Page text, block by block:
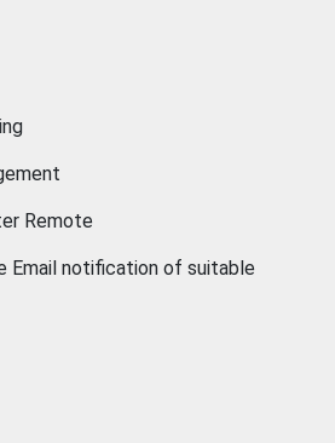
Remote
Email notification of suitable